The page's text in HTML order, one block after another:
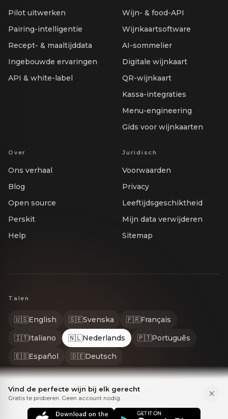
Pilot uitwerken
Pairing-intelligentie
Recept- & maaltijddata
Ingebouwde ervaringen
API & white-label
Wijn- & food-API
Wijnkaartsoftware
AI-sommelier
Digitale wijnkaart
QR-wijnkaart
Kassa-integraties
Menu-engineering
Gids voor wijnkaarten
Over
Ons verhaal
Blog
Open source
Perskit
Help
Juridisch
Voorwaarden
Privacy
Leeftijdsgeschiktheid
Mijn data verwijderen
Sitemap
Talen
🇺🇸English 🇸🇪Svenska 🇫🇷Français
🇮🇹Italiano 🇳🇱Nederlands 🇵🇹Português
🇪🇸Español 🇩🇪Deutsch
© 2026 Gastrona. Alle rechten voorbehouden. GASTRONA® is een
Vind de perfecte wijn bij elk gerecht
Gratis te proberen. Geen account nodig.